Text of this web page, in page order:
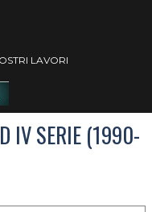
menùLAVORI
IV SERIE (1990-